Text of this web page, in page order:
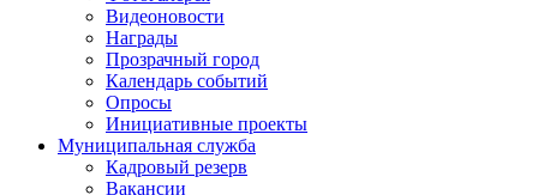
Видеоновости
Награды
Прозрачный город
Календарь событий
Опросы
Инициативные проекты
Муниципальная служба
Кадровый резерв
Вакансии